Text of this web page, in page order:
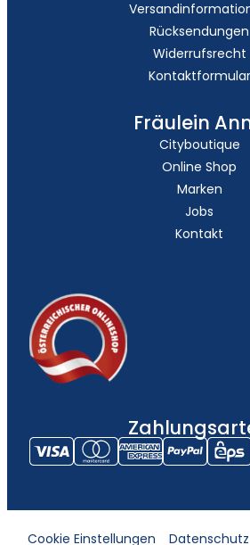
Rücksendungen
Widerrufsrecht
Kontaktformular
Fräulein
Cityboutique
Online Shop
Marken
Jobs
Kontakt
Cookie Einstellungen Datenschutz